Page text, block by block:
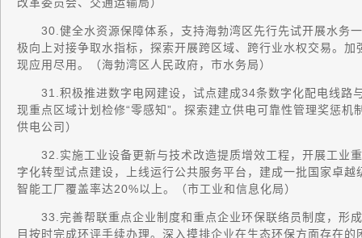
30.健全水资源保障体系，支持海勃湾区先行先试开展水务一
极向上对接争取水指标，探索开展跨区域、跨行业水权交易。
现应用尽用。（海勃湾区人民政府，市水务局）
31.积极推进数字电网建设，试点建成34条数字化配电线路
现重点区域计划检修“零感知”。探索建立供电可靠性管理奖惩
供电公司）
32.实施工业设备更新与技术改造提质增效工程，开展工业
字化转型试点建设，上线运行公共服务平台，建成一批国家卓
智能工厂覆盖率达20%以上。（市工业和信息化局）
33.完善帮联重点企业制度和重点企业环保联络员制度，形成
目按时完成环评手续办理。深入摸排企业在生态环保方面存在